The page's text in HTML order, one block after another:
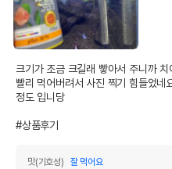
크기가 조금 크길래 빻아서 주니까 치
빨리 먹어버려서 사진 찍기 힘들었네
정도 입니당
#상품후기
맛(기호성)
잘 먹어요